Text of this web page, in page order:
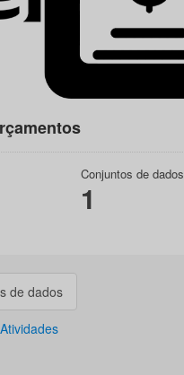
Conjuntos de dados
1
de dados